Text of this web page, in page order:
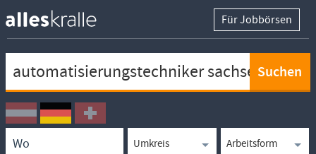
Für Jobbörsen
Ortssuche
Umkreissuche
Arbeitsform